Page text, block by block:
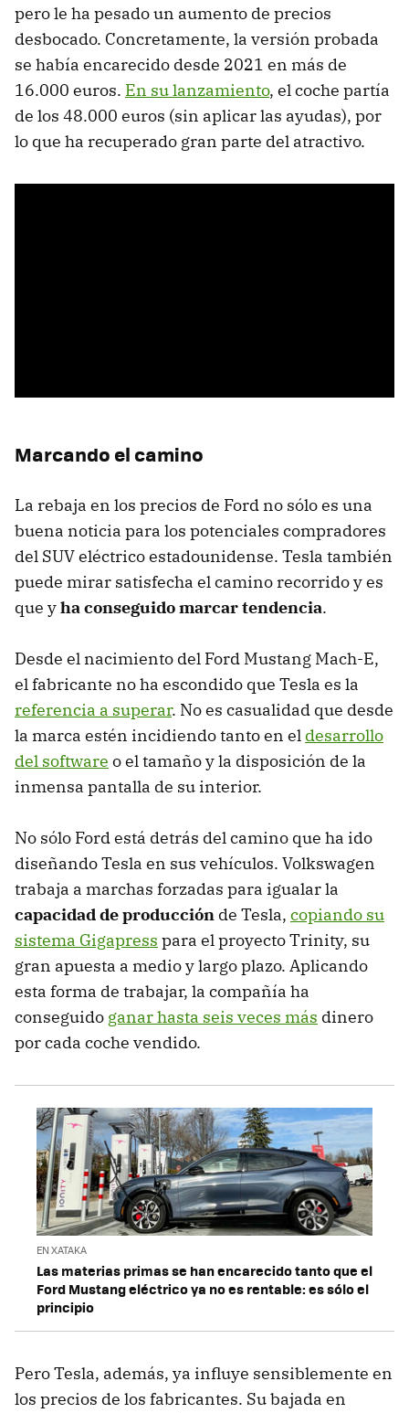
pero le ha pesado un aumento de precios
desbocado. Concretamente, la versión probada
se había encarecido desde 2021 en más de
16.000 euros. En su lanzamiento, el coche partía
de los 48.000 euros (sin aplicar las ayudas), por
lo que ha recuperado gran parte del atractivo.
Marcando el camino
La rebaja en los precios de Ford no sólo es una
buena noticia para los potenciales compradores
del SUV eléctrico estadounidense. Tesla también
puede mirar satisfecha el camino recorrido y es
que yha conseguido marcar tendencia.
Desde el nacimiento del Ford Mustang Mach-E,
el fabricante no ha escondido que Tesla es la
referencia a superar. No es casualidad que desde
la marca estén incidiendo tanto en el desarrollo
del software o el tamaño y la disposición de la
inmensa pantalla de su interior.
No sólo Ford está detrás del camino que ha ido
diseñando Tesla en sus vehículos. Volkswagen
trabaja a marchas forzadas para igualar la
capacidad de producción de Tesla, copiando su
sistema Gigapress para el proyecto Trinity, su
gran apuesta a medio y largo plazo. Aplicando
esta forma de trabajar, la compañía ha
conseguido ganar hasta seis veces más dinero
por cada coche vendido.
EN XATAKA
Las materias primas se han encarecido tanto que el
Ford Mustang eléctrico ya no es rentable: es sólo el
principio
Pero Tesla, además, ya influye sensiblemente en
los precios de los fabricantes. Su bajada en